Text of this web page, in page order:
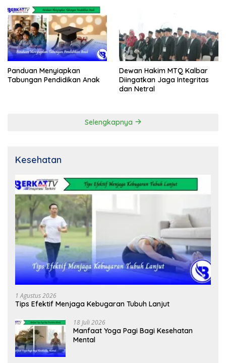
Panduan Menyiapkan
Tabungan Pendidikan Anak
Dewan Hakim MTQ Kalbar
Diingatkan Jaga Integritas
dan Netral
Selengkapnya
Kesehatan
1 Agustus 2026
Tips Efektif Menjaga Kebugaran Tubuh Lanjut
18 Juli 2026
Manfaat Yoga Pagi Bagi Kesehatan
Mental